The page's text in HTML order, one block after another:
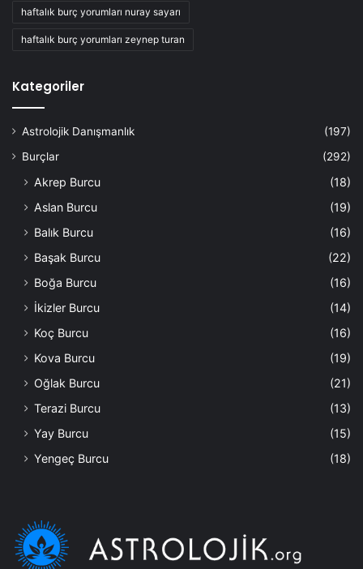
haftalık burç yorumları nuray sayarı
haftalık burç yorumları zeynep turan
Kategoriler
Astrolojik Danışmanlık
(197)
Burçlar
(292)
Akrep Burcu
(18)
Aslan Burcu
(19)
Balık Burcu
(16)
Başak Burcu
(22)
Boğa Burcu
(16)
İkizler Burcu
(14)
Koç Burcu
(16)
Kova Burcu
(19)
Oğlak Burcu
(21)
Terazi Burcu
(13)
Yay Burcu
(15)
Yengeç Burcu
(18)